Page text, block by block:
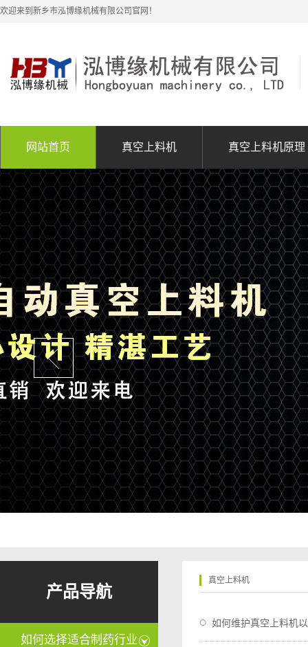
欢迎来到新乡市泓博缘机械有限公司官网！
网站首页 真空上料机 真空上料机原理
产品导航
如何选择适合制药行业
真空上料机
如何维护真空上料机